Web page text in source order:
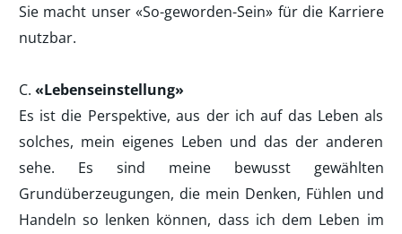
Sie macht unser «So-geworden-Sein» für die Karriere
nutzbar.
C. «Lebenseinstellung»
Es ist die Perspektive, aus der ich auf das Leben als
solches, mein eigenes Leben und das der anderen
sehe. Es sind meine bewusst gewählten
Grundüberzeugungen, die mein Denken, Fühlen und
Handeln so lenken können, dass ich dem Leben im